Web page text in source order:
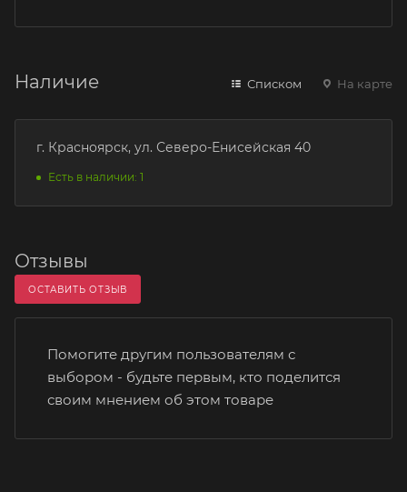
Наличие Списком На карте
г. Красноярск, ул. Северо-Енисейская 40
Есть в наличии: 1
Отзывы
ОСТАВИТЬ ОТЗЫВ
Помогите другим пользователям с
выбором - будьте первым, кто поделится
своим мнением об этом товаре